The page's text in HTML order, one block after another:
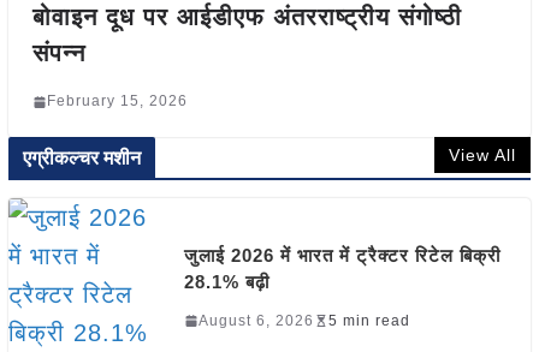
बोवाइन दूध पर आईडीएफ अंतरराष्ट्रीय संगोष्ठी
संपन्न
February 15, 2026
एग्रीकल्चर मशीन View All
जुलाई 2026 में भारत में ट्रैक्टर रिटेल बिक्री
28.1% बढ़ी
August 6, 2026 5 min read